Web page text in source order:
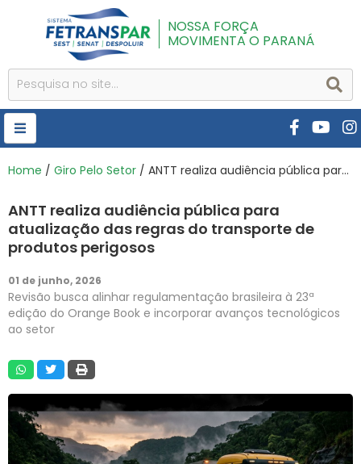
NOSSA FORÇA
MOVIMENTA O PARANÁ
HOME
PUBLICAÇÕES
CURSOS E EVENTOS
SEST SENAT
DESPOLUIR
RNTRC
CONTATO
Home / Giro Pelo Setor / ANTT realiza audiência pública para atualização das regras do transporte de produtos perigosos
ANTT realiza audiência pública para
atualização das regras do transporte de
produtos perigosos
01 de junho, 2026
Revisão busca alinhar regulamentação brasileira à 23ª
edição do Orange Book e incorporar avanços tecnológicos
ao setor